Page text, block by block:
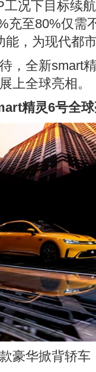
况下目标续
充至80%仅需
，为现代都
，全新smart
上全球亮相。
精灵6号全
豪华掀背轿车